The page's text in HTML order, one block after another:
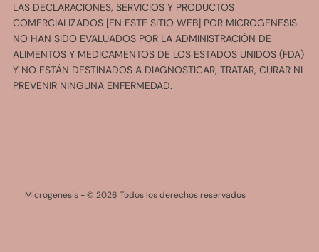
LAS DECLARACIONES, SERVICIOS Y PRODUCTOS
COMERCIALIZADOS [EN ESTE SITIO WEB] POR MICROGENESIS
NO HAN SIDO EVALUADOS POR LA ADMINISTRACIÓN DE
ALIMENTOS Y MEDICAMENTOS DE LOS ESTADOS UNIDOS (FDA)
Y NO ESTÁN DESTINADOS A DIAGNOSTICAR, TRATAR, CURAR NI
PREVENIR NINGUNA ENFERMEDAD.
Microgenesis -© 2026 Todos los derechos reservados